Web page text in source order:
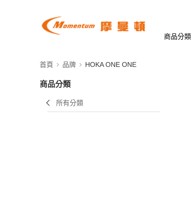
商品分類
首頁 品牌 HOKA ONE ONE
商品分類
所有分類